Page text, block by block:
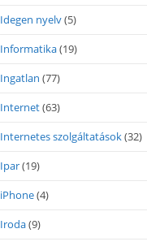
Idegen nyelv(5)
Informatika(19)
Ingatlan (77)
Internet(63)
Internetes szolgáltatások(32)
Ipar(19)
iPhone(4)
Iroda(9)